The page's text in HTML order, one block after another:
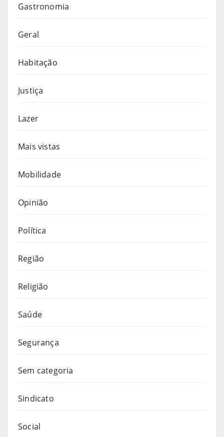
Gastronomia
Geral
Habitação
Justiça
Lazer
Mais vistas
Mobilidade
Opinião
Política
Região
Religião
Saúde
Segurança
Sem categoria
Sindicato
Social